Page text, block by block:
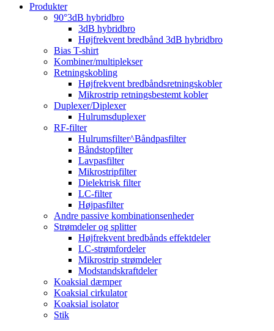
Produkter
90°3dB hybridbro
3dB hybridbro
Højfrekvent bredbånd 3dB hybridbro
Bias T-shirt
Kombiner/multiplekser
Retningskobling
Højfrekvent bredbåndsretningskobler
Mikrostrip retningsbestemt kobler
Duplexer/Diplexer
Hulrumsduplexer
RF-filter
Hulrumsfilter^Båndpasfilter
Båndstopfilter
Lavpasfilter
Mikrostripfilter
Dielektrisk filter
LC-filter
Højpasfilter
Andre passive kombinationsenheder
Strømdeler og splitter
Højfrekvent bredbånds effektdeler
LC-strømfordeler
Mikrostrip strømdeler
Modstandskraftdeler
Koaksial dæmper
Koaksial cirkulator
Koaksial isolator
Stik